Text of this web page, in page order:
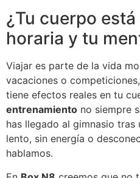
¿Tu cuerpo
horaria y tu
Viajar es parte de la vida
vacaciones o
tiene efectos reales en tu
entrenamiento no siempre
has llegado al gimnasio
lento, sin energía o
hablamos.